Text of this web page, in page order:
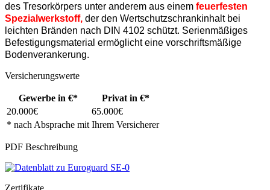
des Tresorkörpers unter anderem aus einem feuerfesten
Spezialwerkstoff, der den Wertschutzschrankinhalt bei
leichten Bränden nach DIN 4102 schützt. Serienmäßiges
Befestigungsmaterial ermöglicht eine vorschriftsmäßige
Bodenverankerung.
Versicherungswerte
Gewerbe in €* Privat in €*
* nach Absprache mit Ihrem Versicherer
20.000€ 65.000€
PDF Beschreibung
Zertifikate